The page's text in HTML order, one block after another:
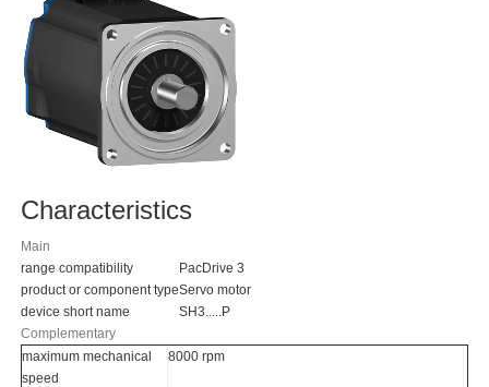
Characteristics
Main
range compatibility
PacDrive 3
product or component typeServo motor
device short name
SH3.....P
Complementary
maximum mechanical
speed
8000 rpm